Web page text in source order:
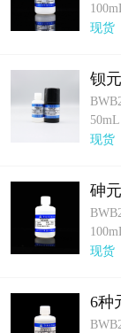
现货
钡
50mL
现货
砷
现货
6种